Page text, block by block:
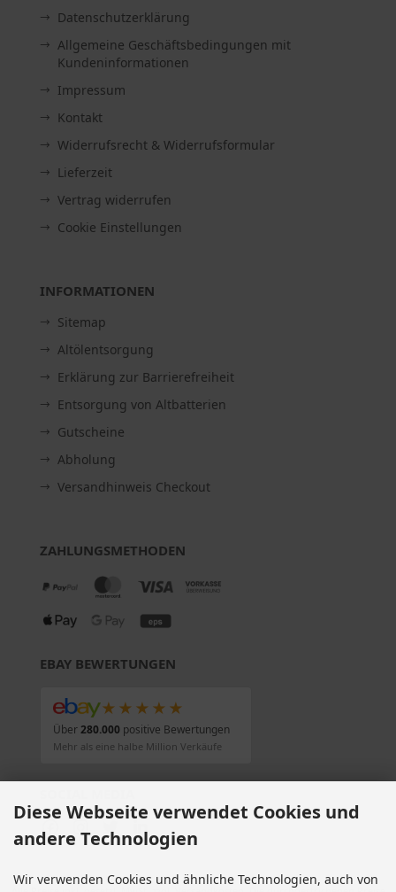
Datenschutzerklärung
Allgemeine Geschäftsbedingungen mit
Kundeninformationen
Impressum
Kontakt
Widerrufsrecht & Widerrufsformular
Lieferzeit
Vertrag widerrufen
Cookie Einstellungen
INFORMATIONEN
Sitemap
Altölentsorgung
Erklärung zur Barrierefreiheit
Entsorgung von Altbatterien
Gutscheine
Abholung
Versandhinweis Checkout
ZAHLUNGSMETHODEN
EBAY BEWERTUNGEN
★★★★★
Über280.000positive Bewertungen
Mehr als eine halbe Million Verkäufe
Diese Webseite verwendet Cookies und
andere Technologien
Wir verwenden Cookies und ähnliche Technologien, auch von